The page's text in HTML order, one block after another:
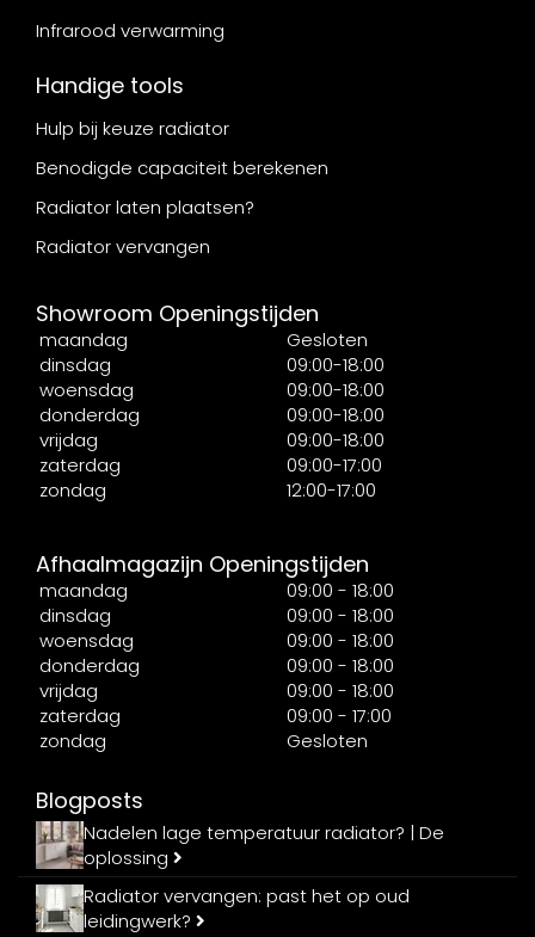
Infrarood verwarming
Handige tools
Hulp bij keuze radiator
Benodigde capaciteit berekenen
Radiator laten plaatsen?
Radiator vervangen
Showroom Openingstijden
maandag
Gesloten
dinsdag
09:00-18:00
woensdag
09:00-18:00
donderdag
09:00-18:00
vrijdag
09:00-18:00
zaterdag
09:00-17:00
zondag
12:00-17:00
Afhaalmagazijn Openingstijden
maandag
09:00 - 18:00
dinsdag
09:00 - 18:00
woensdag
09:00 - 18:00
donderdag
09:00 - 18:00
vrijdag
09:00 - 18:00
zaterdag
09:00 - 17:00
zondag
Gesloten
Blogposts
Nadelen lage temperatuur radiator? | De
oplossing
Radiator vervangen: past het op oud
leidingwerk?